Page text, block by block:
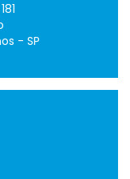
- SP